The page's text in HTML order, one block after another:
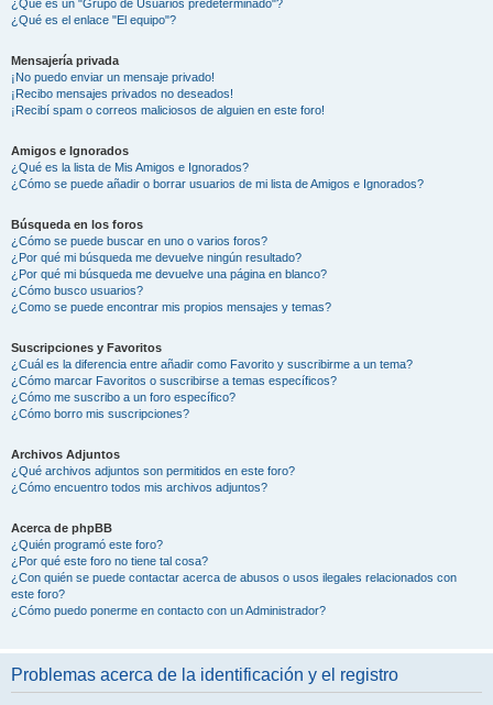
¿Qué es un "Grupo de Usuarios predeterminado"?
¿Qué es el enlace "El equipo"?
Mensajería privada
¡No puedo enviar un mensaje privado!
¡Recibo mensajes privados no deseados!
¡Recibí spam o correos maliciosos de alguien en este foro!
Amigos e Ignorados
¿Qué es la lista de Mis Amigos e Ignorados?
¿Cómo se puede añadir o borrar usuarios de mi lista de Amigos e Ignorados?
Búsqueda en los foros
¿Cómo se puede buscar en uno o varios foros?
¿Por qué mi búsqueda me devuelve ningún resultado?
¿Por qué mi búsqueda me devuelve una página en blanco?
¿Cómo busco usuarios?
¿Como se puede encontrar mis propios mensajes y temas?
Suscripciones y Favoritos
¿Cuál es la diferencia entre añadir como Favorito y suscribirme a un tema?
¿Cómo marcar Favoritos o suscribirse a temas específicos?
¿Cómo me suscribo a un foro específico?
¿Cómo borro mis suscripciones?
Archivos Adjuntos
¿Qué archivos adjuntos son permitidos en este foro?
¿Cómo encuentro todos mis archivos adjuntos?
Acerca de phpBB
¿Quién programó este foro?
¿Por qué este foro no tiene tal cosa?
¿Con quién se puede contactar acerca de abusos o usos ilegales relacionados con
este foro?
¿Cómo puedo ponerme en contacto con un Administrador?
Problemas acerca de la identificación y el registro